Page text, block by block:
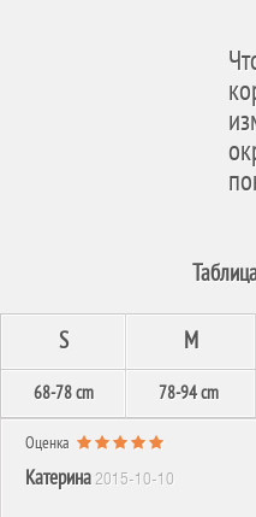
S M
68-78 cm 78-94 cm
Оценка
Катерина 2015-10-10